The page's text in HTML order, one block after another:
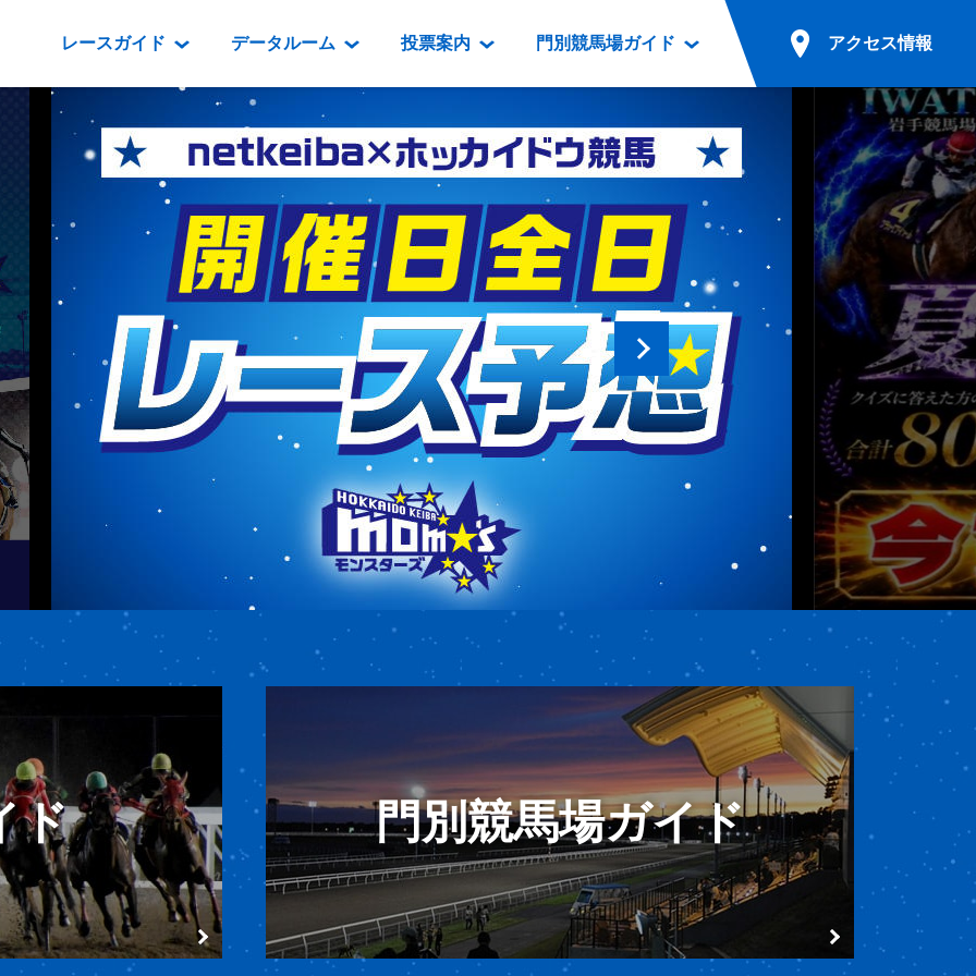
レースガイド
レース一覧
出走表
成績表
払戻金一覧
騎手成績表
馬番成績表
オッズ
番組・級別表ダウンロード
開催日程
開催カレンダー
重賞競走体系図
スタリオンシリーズ競走
発売情報
道内の発売情報(PDF)
道外の発売情報
データルーム
データルーム
騎手・調教師紹介
騎手・調教師成績
能力検査成績
遠征馬情報
番組編成要領
重賞競走VTR
重賞競走参考VTR
レースダイジェスト
新馬ダイジェスト
投票案内
電話・インターネット投票
場外発売所
実況・テレホンサービス
発売・払戻
門別競馬場ガイド
門別競馬場グルメ
いずみ食堂
ルンビニフードカフェ
勝馬屋
競馬用語集
アクセス情報
お車でのご来場
無料送迎バスでのご来場
公共の交通機関でのご来場
ド 門別競馬場ガイド